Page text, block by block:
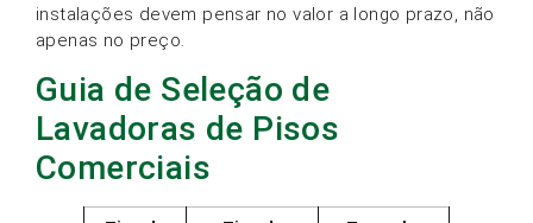
instalações devem pensar no valor a longo prazo, não
apenas no preço.
Guia de Seleção de
Lavadoras de Pisos
Comerciais